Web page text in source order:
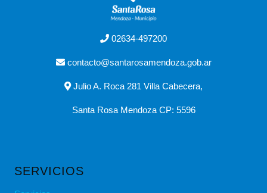
02634-497200
contacto@santarosamendoza.gob.ar
Julio A. Roca 281 Villa Cabecera,
Santa Rosa Mendoza CP: 5596
SERVICIOS